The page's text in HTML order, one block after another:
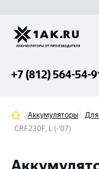
+7 (812) 564-54-
Аккумуляторы Для
CRF230F, L (-’07)
Гатчина